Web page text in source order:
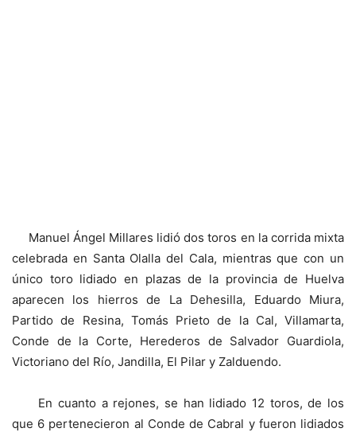
Manuel Ángel Millares lidió dos toros en la corrida mixta
celebrada en Santa Olalla del Cala, mientras que con un
único toro lidiado en plazas de la provincia de Huelva
aparecen los hierros de La Dehesilla, Eduardo Miura,
Partido de Resina, Tomás Prieto de la Cal, Villamarta,
Conde de la Corte, Herederos de Salvador Guardiola,
Victoriano del Río, Jandilla, El Pilar y Zalduendo.
En cuanto a rejones, se han lidiado 12 toros, de los
que 6 pertenecieron al Conde de Cabral y fueron lidiados